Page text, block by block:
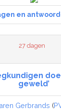
en
27 dagen
geweld’
Gerbrands (